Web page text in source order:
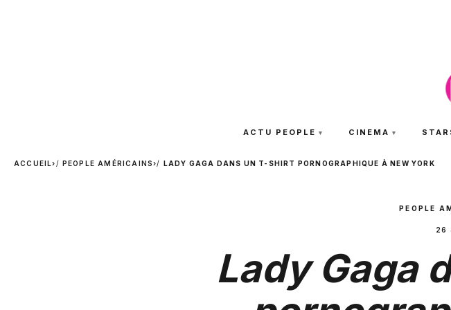
ACTU PEOPLE CINEMA
ACCUEIL› PEOPLE AMÉRICAINS› LADY GAGA DANS UN T-SHIRT PORNOGRAPHIQUE À NEW YORK
PEOPLE
26
Lady Gaga